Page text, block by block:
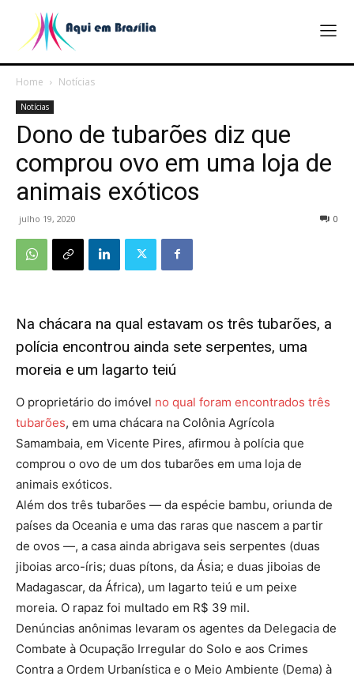
Home Notícias
Notícias
Dono de tubarões diz que
comprou ovo em uma loja de
animais exóticos
julho 19, 2020 0
Na chácara na qual estavam os três tubarões, a
polícia encontrou ainda sete serpentes, uma
moreia e um lagarto teiú
O proprietário do imóvel no qual foram encontrados três
tubarões, em uma chácara na Colônia Agrícola
Samambaia, em Vicente Pires, afirmou à polícia que
comprou o ovo de um dos tubarões em uma loja de
animais exóticos.
Além dos três tubarões — da espécie bambu, oriunda de
países da Oceania e uma das raras que nascem a partir
de ovos —, a casa ainda abrigava seis serpentes (duas
jiboias arco-íris; duas pítons, da Ásia; e duas jiboias de
Madagascar, da África), um lagarto teiú e um peixe
moreia. O rapaz foi multado em R$ 39 mil.
Denúncias anônimas levaram os agentes da Delegacia de
Combate à Ocupação Irregular do Solo e aos Crimes
Contra a Ordem Urbanística e o Meio Ambiente (Dema) à